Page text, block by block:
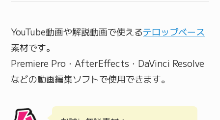
YouTube動画や解説動画で使えるテロップベース
素材です。
Premiere Pro・AfterEffects・DaVinci Resolve
などの動画編集ソフトで使用できます。